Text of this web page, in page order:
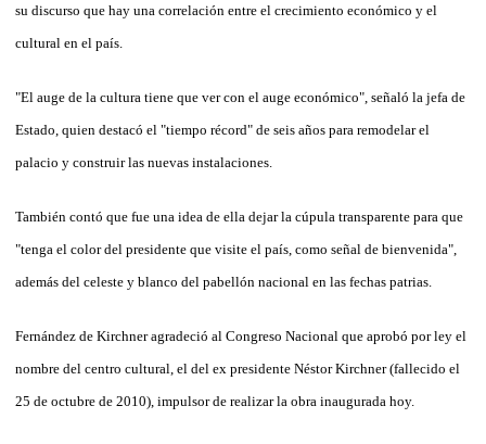
su discurso que hay una correlación entre el crecimiento económico y el
cultural en el país.
"El auge de la cultura tiene que ver con el auge económico", señaló la jefa de
Estado, quien destacó el "tiempo récord" de seis años para remodelar el
palacio y construir las nuevas instalaciones.
También contó que fue una idea de ella dejar la cúpula transparente para que
"tenga el color del presidente que visite el país, como señal de bienvenida",
además del celeste y blanco del pabellón nacional en las fechas patrias.
Fernández de Kirchner agradeció al Congreso Nacional que aprobó por ley el
nombre del centro cultural, el del ex presidente Néstor Kirchner (fallecido el
25 de octubre de 2010), impulsor de realizar la obra inaugurada hoy.